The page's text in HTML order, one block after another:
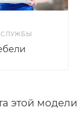
этой модели